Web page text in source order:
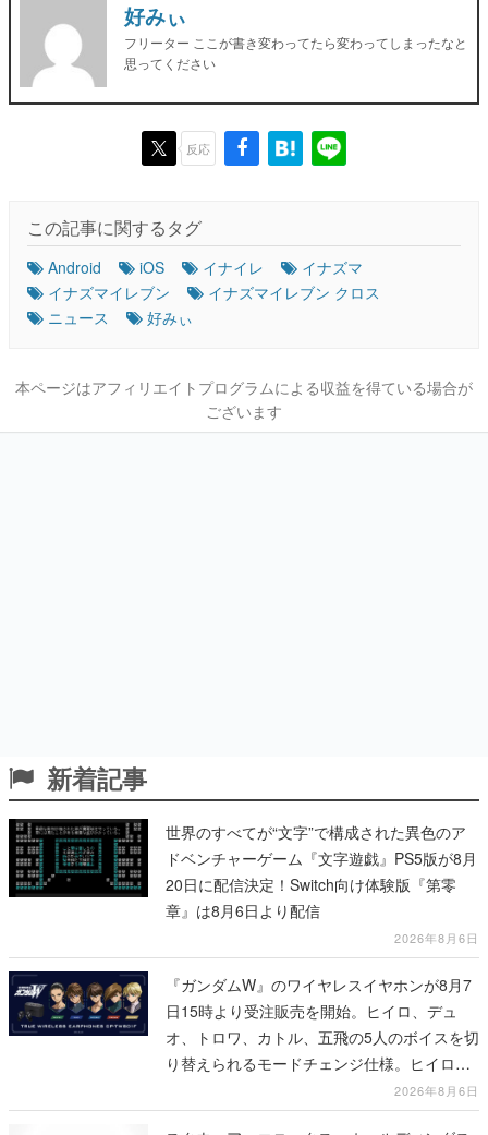
好みぃ
フリーター ここが書き変わってたら変わってしまったなと
思ってください
反応
この記事に関するタグ
Android iOS イナイレ
イナズマ
イナズマイレブン
イナズマイレブン クロス
ニュース
好みぃ
本ページはアフィリエイトプログラムによる収益を得ている場合が
ございます
新着記事
世界のすべてが“文字”で構成された異色のア
ドベンチャーゲーム『文字遊戯』PS5版が8月
20日に配信決定！Switch向け体験版『第零
章』は8月6日より配信
2026年8月6日
『ガンダムW』のワイヤレスイヤホンが8月7
日15時より受注販売を開始。ヒイロ、デュ
オ、トロワ、カトル、五飛の5人のボイスを切
り替えられるモードチェンジ仕様。ヒイロが
「お前を殺す」「死ぬほど痛いぞ」とささや
く
2026年8月6日